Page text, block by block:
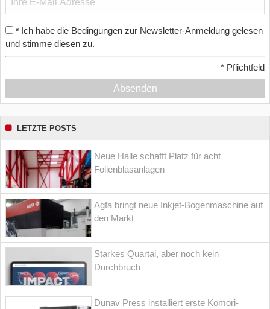
* Ich habe die Bedingungen zur Newsletter-Anmeldung gelesen
und stimme diesen zu.
* Pflichtfeld
Absenden
LETZTE POSTS
Neue Halle schafft Platz für acht
Folienblasanlagen
Agfa bringt neue Inkjet-Bogenmaschine auf
den Markt
Starkes Quartal, aber noch kein
Durchbruch
Dunav Press installiert erste Komori-